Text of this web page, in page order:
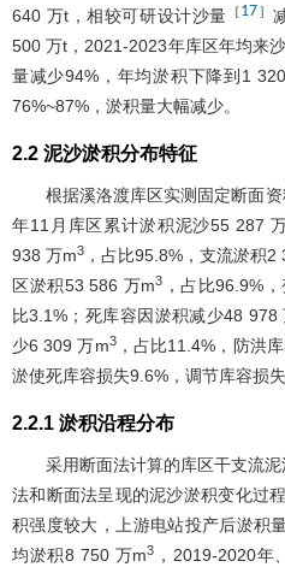
640 万t，相较可研设计沙量 ［17］
500 万t，2021-2023年库区年均来
量减少94%，年均淤积下降到1
76%~87%，淤积量大幅减少。
2.2 泥沙淤积分布特征
根据溪洛渡库区实测固定断面
年11月库区累计淤积泥沙55 287
938 万m3 ，占比95.8%，支流淤积2
区淤积53 586 万m3 ，占比96.9%
比3.1%；死库容因淤积减少48 978
少6 309 万m3，占比11.4%，防洪
淤使死库容损失9.6%，调节库容损
2.2.1 淤积沿程分布
采用断面法计算的库区干支流
法和断面法呈现的泥沙淤积变化过
积强度较大，上游电站投产后淤积
均淤积8 750 万m3 ，2019-2020